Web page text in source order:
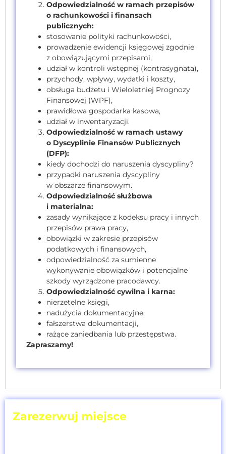
Odpowiedzialność w ramach przepisów
o rachunkowości i finansach
publicznych:
stosowanie polityki rachunkowości,
prowadzenie ewidencji księgowej zgodnie
z obowiązującymi przepisami,
udział w kontroli wstępnej (kontrasygnata),
przychody, wpływy, wydatki i koszty,
obsługa budżetu i Wieloletniej Prognozy
Finansowej (WPF),
prawidłowa gospodarka kasowa,
udział w inwentaryzacji.
Odpowiedzialność w ramach ustawy
o Dyscyplinie Finansów Publicznych
(DFP):
kiedy dochodzi do naruszenia dyscypliny?
przypadki naruszenia dyscypliny
w obszarze finansowym.
Odpowiedzialność służbowa
i materialna:
zasady wynikające z kodeksu pracy i innych
przepisów prawa pracy,
obowiązki w zakresie przepisów
podatkowych i finansowych,
odpowiedzialność za sumienne
wykonywanie obowiązków i potencjalne
szkody wyrządzone pracodawcy.
Odpowiedzialność cywilna i karna:
nierzetelne księgi,
nadużycia dokumentacyjne,
fałszerstwa dokumentacji,
rażące zaniedbania lub przestępstwa.
Zapraszamy!
Zarezerwuj miejsce